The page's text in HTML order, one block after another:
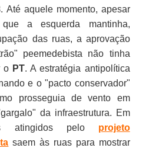
. Até aquele momento, apesar
a esquerda mantinha,
das ruas, a aprovação
peemedebista não tinha
o PT. A estratégia antipolítica
e o "pacto conservador"
prosseguia de vento em
da infraestrutura. Em
atingidos pelo projeto
saem às ruas para mostrar